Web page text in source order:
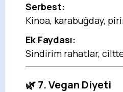
Serbest:
Kinoa, karabuğday,
Ek Faydası:
Sindirim rahatlar,
🌿 7. Vegan Diyeti